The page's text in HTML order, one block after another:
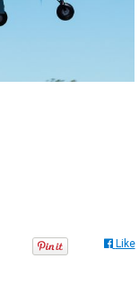
Like